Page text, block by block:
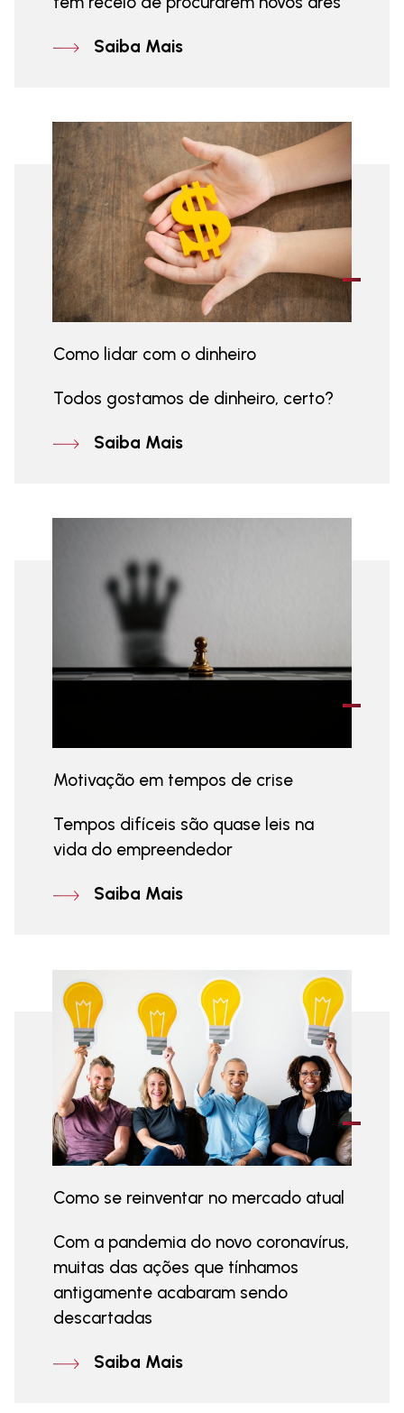
Saiba Mais
Como lidar com o dinheiro
Todos gostamos de dinheiro, certo?
Saiba Mais
Motivação em tempos de crise
Tempos difíceis são quase leis na
vida do empreendedor
Saiba Mais
Como se reinventar no mercado atual
Com a pandemia do novo coronavírus,
muitas das ações que tínhamos
antigamente acabaram sendo
descartadas
Saiba Mais